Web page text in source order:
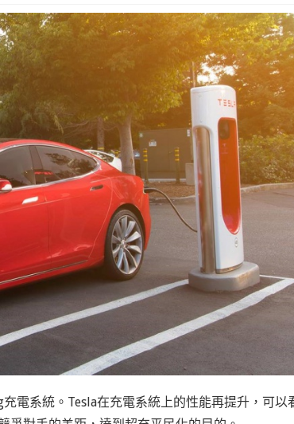
電系統。Tesla在充電系統上的性能再提升，可以